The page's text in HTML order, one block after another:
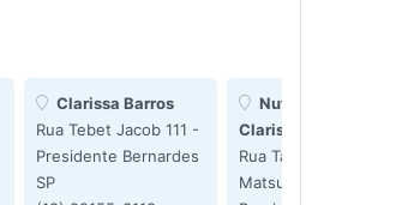
Clarissa Barros
Rua Tebet Jacob 111 -
Presidente Bernardes
SP
Nutricionista
Clarissa Barros
Rua Tadashi
Matsumoto 118 -